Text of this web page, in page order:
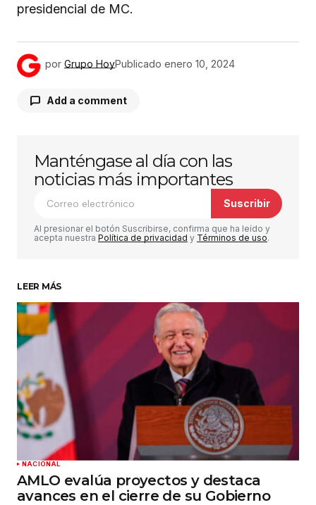
presidencial de MC.
por Grupo HoyPublicado enero 10, 2024
Add a comment
Tu dirección de correo electrónico no será
publicada. Los campos obligatorios están
marcados con*
Comentario*
Su nombre
Tu correo electrónico
Guardar mi nombre, correo electrónico y sitio
web en este navegador para la próxima vez que
haga un comentario.
Enviar comentario
Manténgase al día con las
noticias más importantes
Suscribir
Al presionar el botón Suscribirse, confirma que ha leído y
acepta nuestra Política de privacidad y Términos de uso.
LEER MÁS
NACIONAL
AMLO evalúa proyectos y destaca
avances en el cierre de su Gobierno